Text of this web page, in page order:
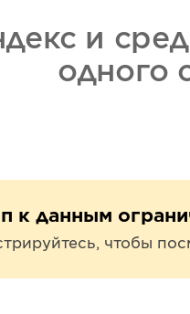
и
одного
к данным
чтобы